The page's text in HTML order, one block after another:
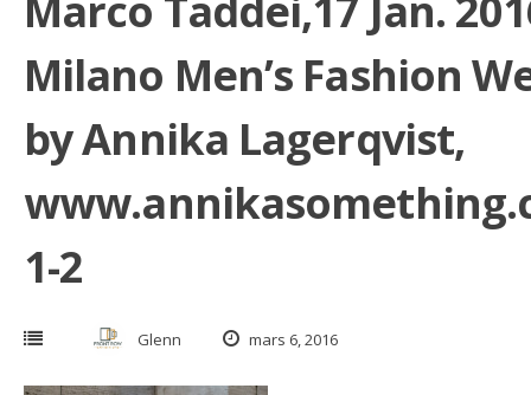
Milano Men’s Fashion
by Annika Lagerqvist,
1-2
Glenn mars 6, 2016